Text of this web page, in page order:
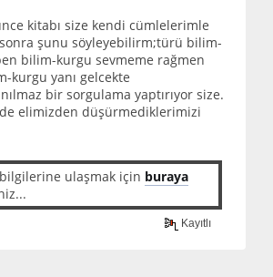
kitabı size kendi cümlelerimle
sonra şunu söyleyebilirm;türü bilim-
bilim-kurgu sevmeme rağmen
kurgu yanı gelcekte
bir sorgulama yaptırıyor size.
elimizden düşürmediklerimizi
ulaşmak için buraya
Kayıtlı